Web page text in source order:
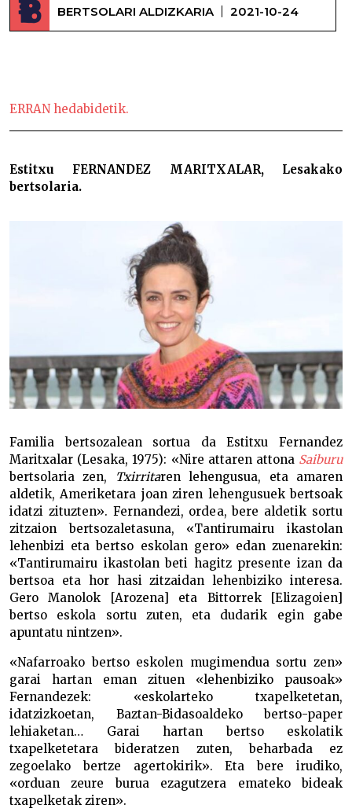
BERTSOLARI ALDIZKARIA 2021-10-24
ERRAN hedabidetik.
Estitxu FERNANDEZ MARITXALAR, Lesakako
bertsolaria.
Familia bertsozalean sortua da Estitxu Fernandez
Maritxalar (Lesaka, 1975): «Nire attaren attona Saiburu
bertsolaria zen,
Txirritaren lehengusua, eta amaren
aldetik, Ameriketara joan ziren lehengusuek bertsoak
idatzi zituzten». Fernandezi, ordea, bere aldetik sortu
zitzaion bertsozaletasuna, «Tantirumairu ikastolan
lehenbizi eta bertso eskolan gero» edan zuenarekin:
«Tantirumairu ikastolan beti hagitz presente izan da
bertsoa eta hor hasi zitzaidan lehenbiziko interesa.
Gero Manolok [Arozena] eta Bittorrek [Elizagoien]
bertso eskola sortu zuten, eta dudarik egin gabe
apuntatu nintzen».
«Nafarroako bertso eskolen mugimendua sortu zen»
garai hartan eman zituen «lehenbiziko pausoak»
Fernandezek: «eskolarteko txapelketetan,
idatzizkoetan, Baztan-Bidasoaldeko bertso-paper
lehiaketan… Garai hartan bertso eskolatik
txapelketetara bideratzen zuten, beharbada ez
zegoelako bertze agertokirik». Eta bere irudiko,
«orduan zeure burua ezagutzera emateko bideak
txapelketak ziren».